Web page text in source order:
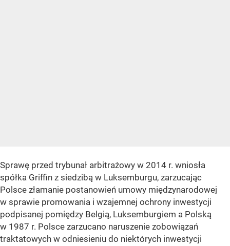
Sprawę przed trybunał arbitrażowy w 2014 r. wniosła
spółka Griffin z siedzibą w Luksemburgu, zarzucając
Polsce złamanie postanowień umowy międzynarodowej
w sprawie promowania i wzajemnej ochrony inwestycji
podpisanej pomiędzy Belgią, Luksemburgiem a Polską
w 1987 r. Polsce zarzucano naruszenie zobowiązań
traktatowych w odniesieniu do niektórych inwestycji